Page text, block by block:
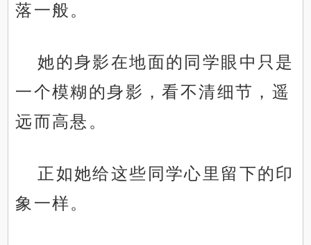
落一般。
她的身影在地面的同学眼中只是
一个模糊的身影，看不清细节，遥
远而高悬。
正如她给这些同学心里留下的印
象一样。